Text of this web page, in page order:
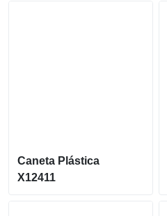
Caneta Plástica
X12411